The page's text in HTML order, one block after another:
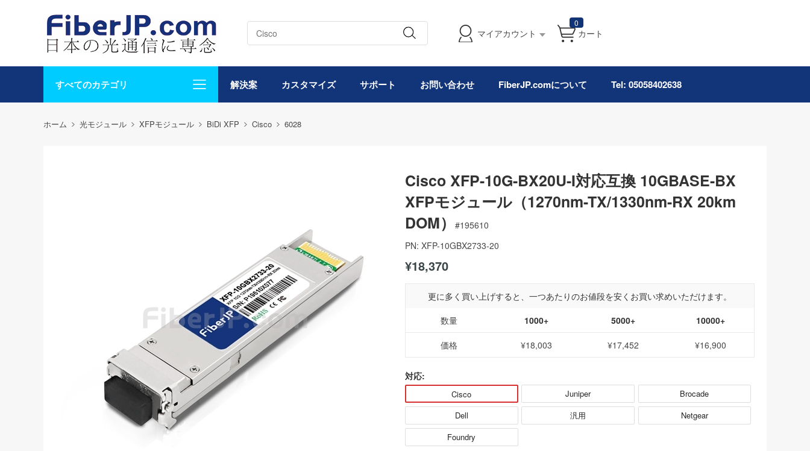
マイアカウント
0
カート
すべてのカテゴリ 解決案 カスタマイズ サポート お問い合わせ FiberJP.comについて Tel: 05058402638
ホーム 光モジュール XFPモジュール BiDi XFP Cisco 6028
Cisco XFP-10G-BX20U-I対応互換 10GBASE-BX
XFPモジュール（1270nm-TX/1330nm-RX 20km
DOM）
#195610
PN: XFP-10GBX2733-20
¥18,370
更に多く買い上げすると、一つあたりのお値段を安くお買い求めいただけます。
数量
1000+ 5000+ 10000+
価格 ¥18,003 ¥17,452 ¥16,900
対応:
Cisco Juniper
Brocade
Dell
汎用
Netgear
Foundry